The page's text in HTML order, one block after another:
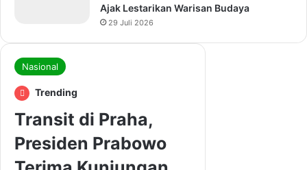
Ajak Lestarikan Warisan Budaya
29 Juli 2026